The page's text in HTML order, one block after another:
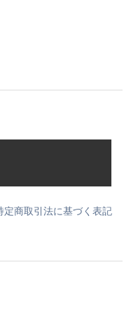
定商取引法に基づく表記